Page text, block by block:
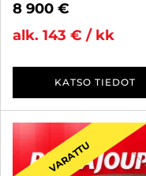
8 900 €
alk. 143 € / kk
KATSO TIEDOT
VARATTU